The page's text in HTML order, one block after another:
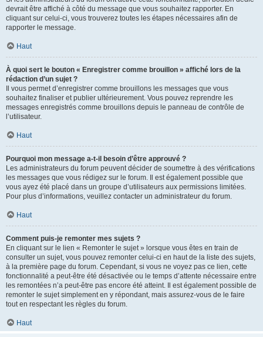
devrait être affiché à côté du message que vous souhaitez rapporter. En
cliquant sur celui-ci, vous trouverez toutes les étapes nécessaires afin de
rapporter le message.
Haut
À quoi sert le bouton « Enregistrer comme brouillon » affiché lors de la
rédaction d’un sujet ?
Il vous permet d’enregistrer comme brouillons les messages que vous
souhaitez finaliser et publier ultérieurement. Vous pouvez reprendre les
messages enregistrés comme brouillons depuis le panneau de contrôle de
l’utilisateur.
Haut
Pourquoi mon message a-t-il besoin d’être approuvé ?
Les administrateurs du forum peuvent décider de soumettre à des vérifications
les messages que vous rédigez sur le forum. Il est également possible que
vous ayez été placé dans un groupe d’utilisateurs aux permissions limitées.
Pour plus d’informations, veuillez contacter un administrateur du forum.
Haut
Comment puis-je remonter mes sujets ?
En cliquant sur le lien « Remonter le sujet » lorsque vous êtes en train de
consulter un sujet, vous pouvez remonter celui-ci en haut de la liste des sujets,
à la première page du forum. Cependant, si vous ne voyez pas ce lien, cette
fonctionnalité a peut-être été désactivée ou le temps d’attente nécessaire entre
les remontées n’a peut-être pas encore été atteint. Il est également possible de
remonter le sujet simplement en y répondant, mais assurez-vous de le faire
tout en respectant les règles du forum.
Haut